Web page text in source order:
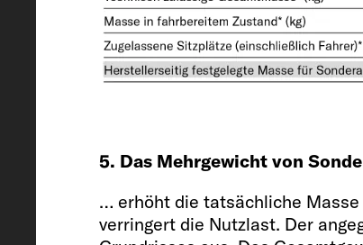
5. Das Mehrgewicht von
… erhöht die tatsächliche Masse
verringert die Nutzlast. Der
Masse in fahrbereitem
2593 (2463 bis 2723)*
Sonderausstattung* (kg)